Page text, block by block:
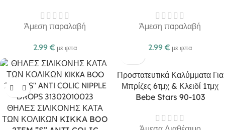
Άμεση παραλαβή
2.99 € με φπα
Άμεση παραλαβή
2.99 € με φπα
ΘΗΛΕΣ ΣΙΛΙΚΟΝΗΣ ΚΑΤΑ
ΤΩΝ ΚΟΛΙΚΩΝ KIKKA BOO
Προστατευτικά Καλύμματα Για
Μπρίζες 6τμχ & Κλειδί 1τμχ
Bebe Stars 90-103